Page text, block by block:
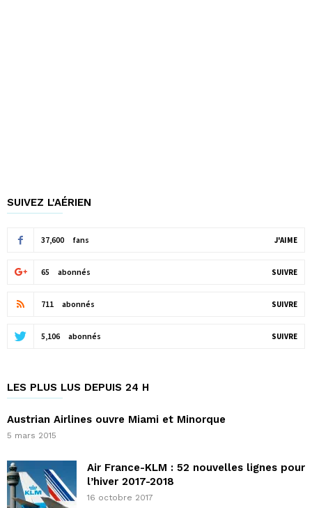
SUIVEZ L'AÉRIEN
37,600 fans J'AIME
65 abonnés SUIVRE
711 abonnés SUIVRE
5,106 abonnés SUIVRE
LES PLUS LUS DEPUIS 24 H
Austrian Airlines ouvre Miami et Minorque
5 mars 2015
Air France-KLM : 52 nouvelles lignes pour
l’hiver 2017-2018
16 octobre 2017